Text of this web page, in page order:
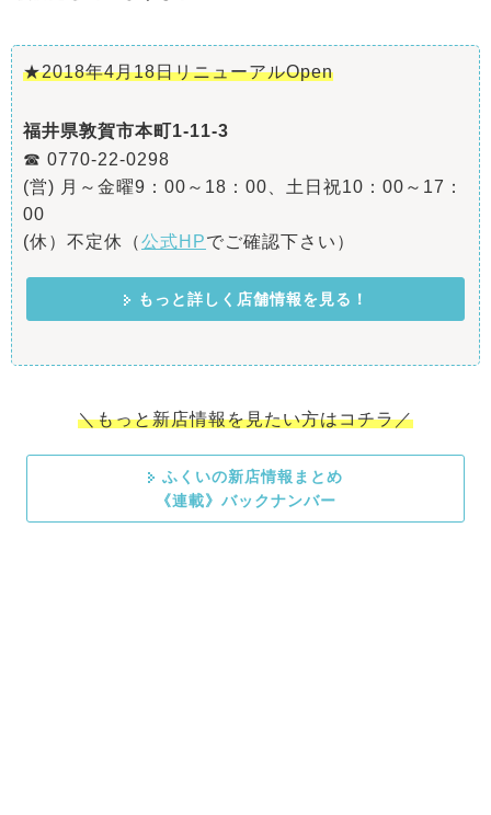
★2018年4月18日リニューアルOpen
福井県敦賀市本町1-11-3
☎ 0770-22-0298
(営) 月～金曜9：00～18：00、土日祝10：00～17：
00
(休）不定休（公式HPでご確認下さい）
もっと詳しく店舗情報を見る！
＼もっと新店情報を見たい方はコチラ／
ふくいの新店情報まとめ
《連載》バックナンバー